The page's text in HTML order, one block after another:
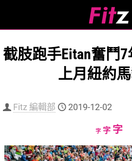
截肢跑手Eitan奮鬥
上月紐約
Fitz 編輯部 2019-12-02
字Decrease
size.
字Reset
size.
字